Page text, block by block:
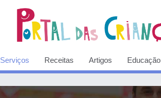
Serviços Receitas Artigos Educação